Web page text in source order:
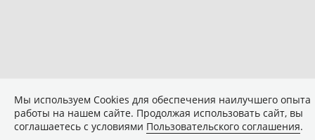
Мы используем Сookies для обеспечения наилучшего опыта
работы на нашем сайте. Продолжая использовать сайт, вы
соглашаетесь с условиями Пользовательского соглашения.